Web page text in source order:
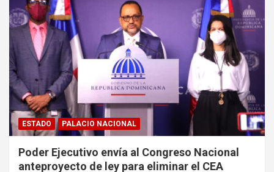
ESTADO PALACIO NACIONAL
Poder Ejecutivo envía al Congreso Nacional
anteproyecto de ley para eliminar el CEA